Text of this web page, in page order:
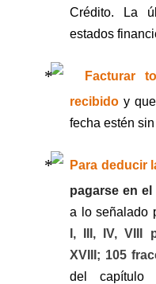
Crédito. La
estados
Facturar
recibido y
fecha estén
Para deducir
pagarse en
a lo señalado
I, III, IV, VIII
XVIII; 105
del